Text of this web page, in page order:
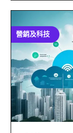
營銷及科技